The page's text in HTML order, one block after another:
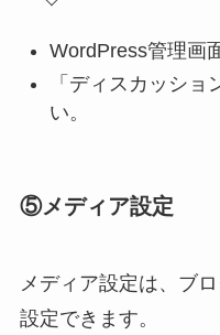
WordPress管理画
「ディスカッショ
い。
⑤メディア設定
メディア設定は、ブ
設定できます。